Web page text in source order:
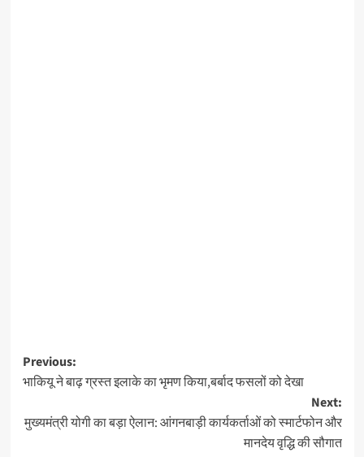
Post
navigation
Previous:
भाकियू ने बाढ़ ग्रस्त इलाके का भृमण किया,बर्बाद फसलों को देखा
Next:
मुख्यमंत्री योगी का बड़ा ऐलान: आंगनबाड़ी कार्यकर्ताओं को स्मार्टफोन और
मानदेय वृद्धि की सौगात